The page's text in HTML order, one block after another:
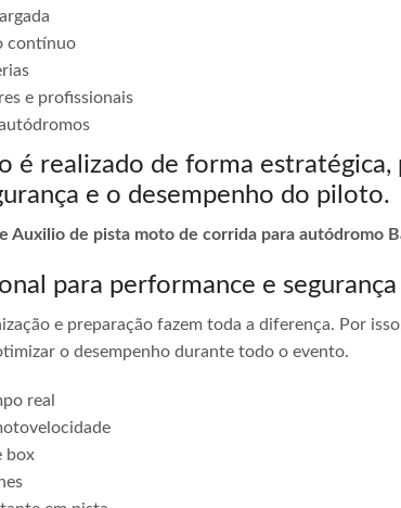
contínuo
e profissionais
é realizado de forma
e o desempenho do piloto.
Auxilio de pista moto de corrida para autódromo
para performance e segurança
e preparação fazem toda a diferença. Por
o desempenho durante todo o evento.
real
box